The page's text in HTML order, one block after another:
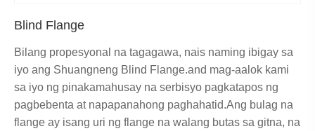
Blind Flange
Bilang propesyonal na tagagawa, nais naming ibigay sa
iyo ang Shuangneng Blind Flange.and mag-aalok kami
sa iyo ng pinakamahusay na serbisyo pagkatapos ng
pagbebenta at napapanahong paghahatid.Ang bulag na
flange ay isang uri ng flange na walang butas sa gitna, na